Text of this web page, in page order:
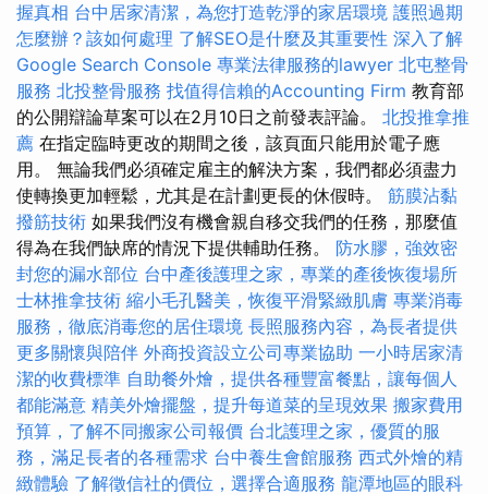
握真相 台中居家清潔，為您打造乾淨的家居環境 護照過期
怎麼辦？該如何處理 了解SEO是什麼及其重要性 深入了解
Google Search Console 專業法律服務的lawyer 北屯整骨
服務 北投整骨服務 找值得信賴的Accounting Firm 教育部
的公開辯論草案可以在2月10日之前發表評論。 北投推拿推
薦 在指定臨時更改的期間之後，該頁面只能用於電子應
用。 無論我們必須確定雇主的解決方案，我們都必須盡力
使轉換更加輕鬆，尤其是在計劃更長的休假時。 筋膜沾黏
撥筋技術 如果我們沒有機會親自移交我們的任務，那麼值
得為在我們缺席的情況下提供輔助任務。 防水膠，強效密
封您的漏水部位 台中產後護理之家，專業的產後恢復場所
士林推拿技術 縮小毛孔醫美，恢復平滑緊緻肌膚 專業消毒
服務，徹底消毒您的居住環境 長照服務內容，為長者提供
更多關懷與陪伴 外商投資設立公司專業協助 一小時居家清
潔的收費標準 自助餐外燴，提供各種豐富餐點，讓每個人
都能滿意 精美外燴擺盤，提升每道菜的呈現效果 搬家費用
預算，了解不同搬家公司報價 台北護理之家，優質的服
務，滿足長者的各種需求 台中養生會館服務 西式外燴的精
緻體驗 了解徵信社的價位，選擇合適服務 龍潭地區的眼科